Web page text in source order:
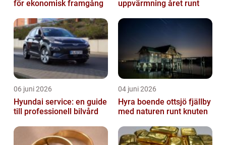
för ekonomisk framgång uppvärmning året runt
06 juni 2026
Hyundai service: en guide
till professionell bilvård
04 juni 2026
Hyra boende ottsjö fjällby
med naturen runt knuten